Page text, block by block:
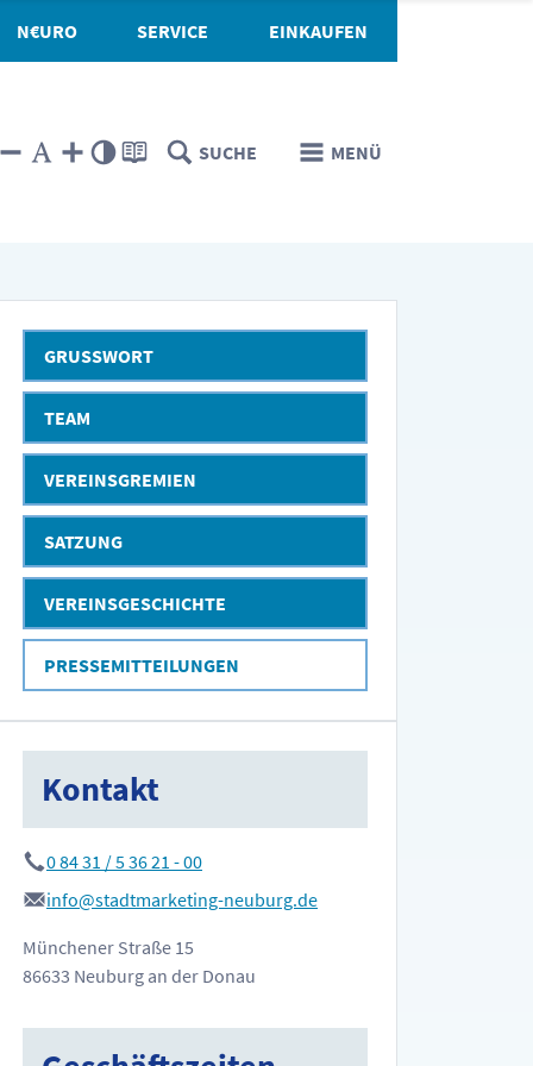
N€URO SERVICE EINKAUFEN
SUCHE MENÜ
GRUSSWORT
TEAM
VEREINSGREMIEN
SATZUNG
VEREINSGESCHICHTE
PRESSEMITTEILUNGEN
Kontakt
0 84 31 / 5 36 21 - 00
info@stadtmarketing-neuburg.de
Münchener Straße 15
86633 Neuburg an der Donau